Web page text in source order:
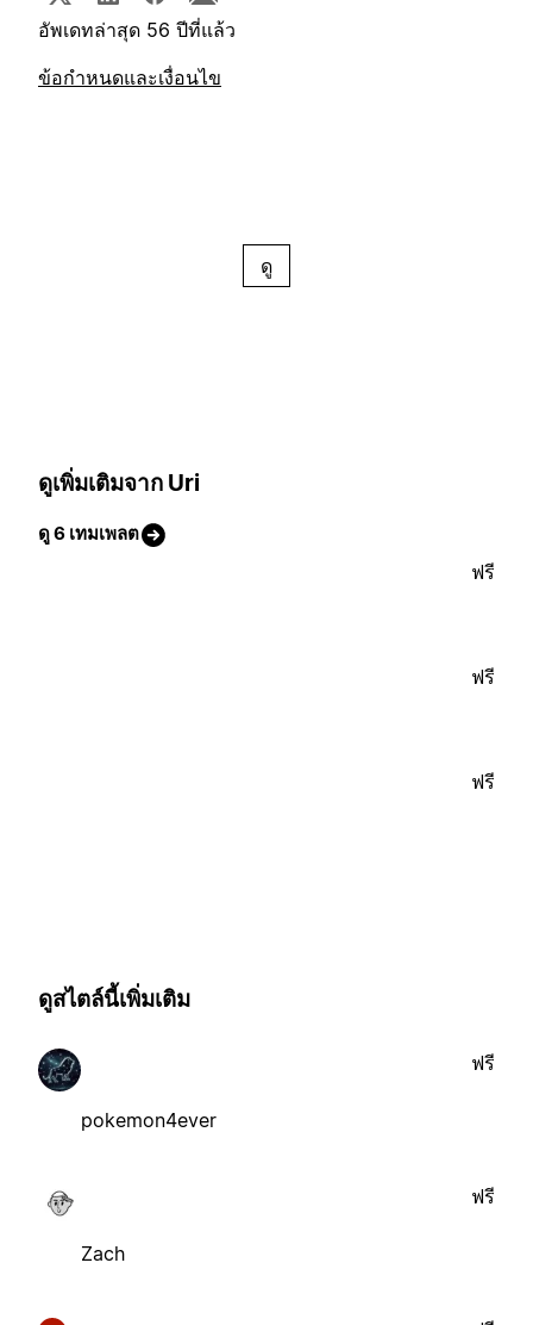
อัพเดทล่าสุด 56 ปีที่แล้ว
ข้อกำหนดและเงื่อนไข
ดู
ดูเพิ่มเติมจาก Uri
ดู 6 เทมเพลต
ฟรี
ฟรี
ฟรี
ดูสไตล์นี้เพิ่มเติม
pokemon4ever
ฟรี
Zach
ฟรี